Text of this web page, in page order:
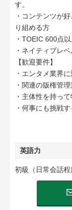
す。
・コンテンツが
り組める方
・TOEIC 600点以
・ネイティブレ
【歓迎要件】
・エンタメ業界
・関連の版権管
・主体性を持っ
・何事にも挑戦
英語力
初級（日常会話程